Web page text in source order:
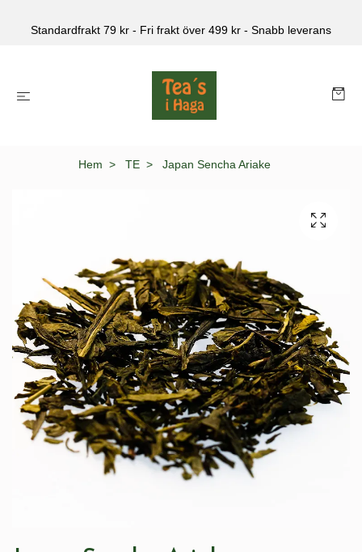
Standardfrakt 79 kr - Fri frakt över 499 kr - Snabb leverans
Hem TE Japan Sencha Ariake